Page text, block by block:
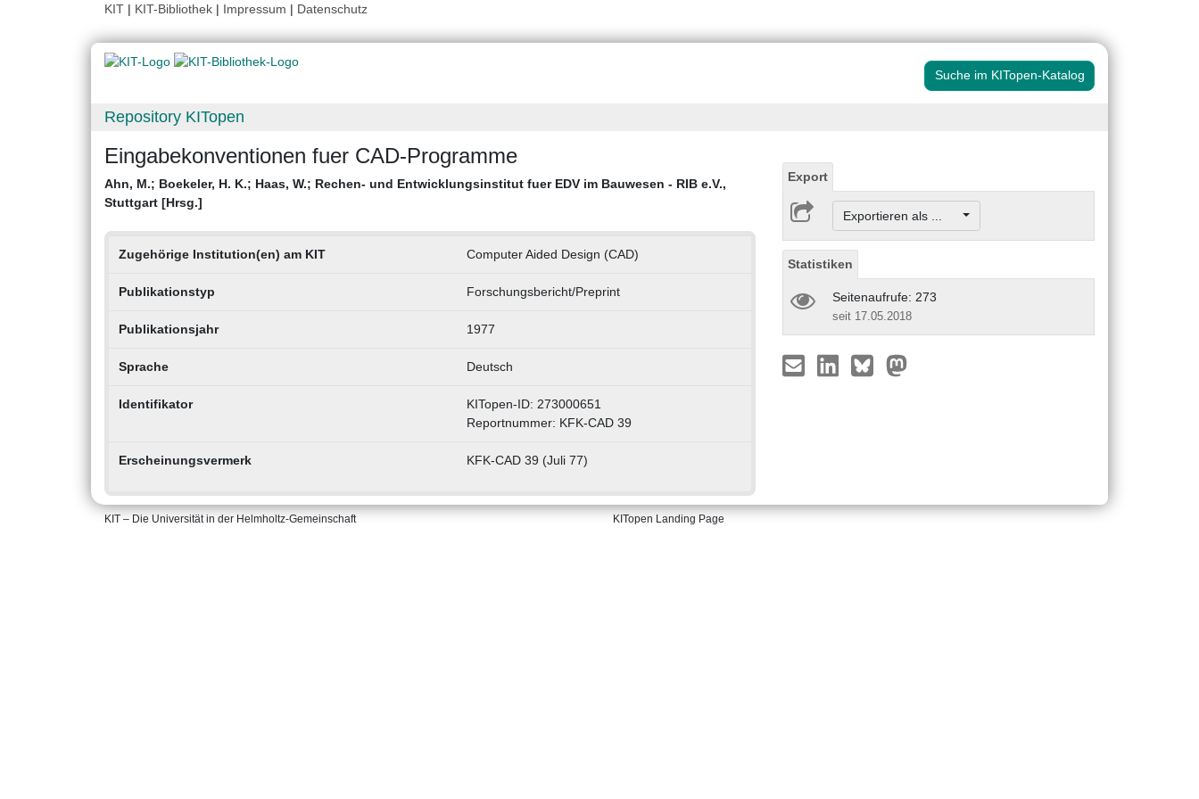
KIT | KIT-Bibliothek | Impressum | Datenschutz
Suche im KITopen-Katalog
Repository KITopen
Eingabekonventionen fuer CAD-Programme
Ahn, M.; Boekeler, H. K.; Haas, W.; Rechen- und Entwicklungsinstitut fuer EDV im Bauwesen - RIB e.V.,
Stuttgart [Hrsg.]
Zugehörige Institution(en) am KIT Computer Aided Design (CAD)
Publikationstyp Forschungsbericht/Preprint
Publikationsjahr 1977
Sprache Deutsch
Identifikator
KITopen-ID: 273000651
Reportnummer: KFK-CAD 39
Erscheinungsvermerk KFK-CAD 39 (Juli 77)
Export
Exportieren als ...
Statistiken
Seitenaufrufe: 273
seit 17.05.2018
KIT – Die Universität in der Helmholtz-Gemeinschaft KITopen Landing Page